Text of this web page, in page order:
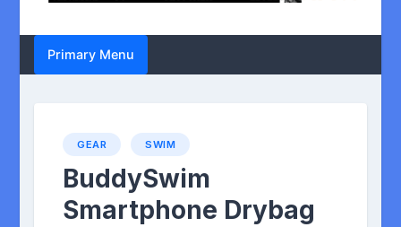
Primary Menu
GEAR SWIM
BuddySwim
Smartphone Drybag